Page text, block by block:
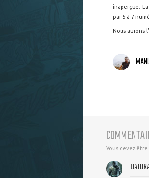
inaperçue.
par 5 à 7
Nous aurons
Vous devez